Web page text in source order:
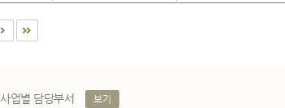
사업별 담당부서 보기